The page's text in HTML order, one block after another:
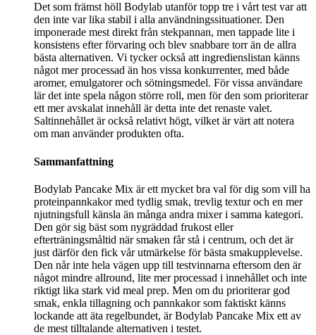
Det som främst höll Bodylab utanför topp tre i vårt test var att
den inte var lika stabil i alla användningssituationer. Den
imponerade mest direkt från stekpannan, men tappade lite i
konsistens efter förvaring och blev snabbare torr än de allra
bästa alternativen. Vi tycker också att ingredienslistan känns
något mer processad än hos vissa konkurrenter, med både
aromer, emulgatorer och sötningsmedel. För vissa användare
lär det inte spela någon större roll, men för den som prioriterar
ett mer avskalat innehåll är detta inte det renaste valet.
Saltinnehållet är också relativt högt, vilket är värt att notera
om man använder produkten ofta.
Sammanfattning
Bodylab Pancake Mix är ett mycket bra val för dig som vill ha
proteinpannkakor med tydlig smak, trevlig textur och en mer
njutningsfull känsla än många andra mixer i samma kategori.
Den gör sig bäst som nygräddad frukost eller
efterträningsmåltid när smaken får stå i centrum, och det är
just därför den fick vår utmärkelse för bästa smakupplevelse.
Den når inte hela vägen upp till testvinnarna eftersom den är
något mindre allround, lite mer processad i innehållet och inte
riktigt lika stark vid meal prep. Men om du prioriterar god
smak, enkla tillagning och pannkakor som faktiskt känns
lockande att äta regelbundet, är Bodylab Pancake Mix ett av
de mest tilltalande alternativen i testet.